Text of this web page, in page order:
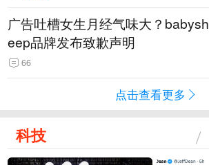
广告吐槽女生月经气味大？babysh
eep品牌发布致歉声明
66
点击查看更多
科技